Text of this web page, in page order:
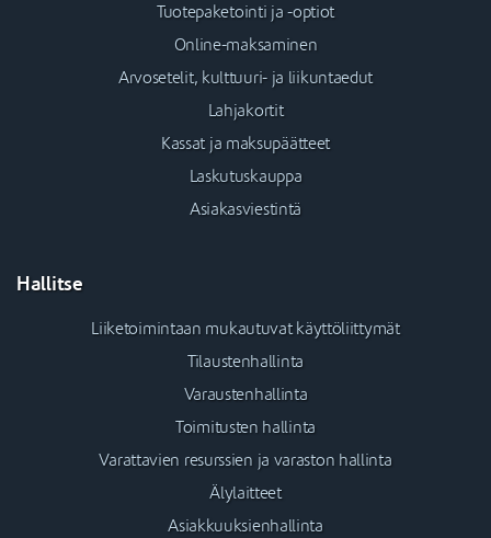
Tuotepaketointi ja -optiot
Online-maksaminen
Arvosetelit, kulttuuri- ja liikuntaedut
Lahjakortit
Kassat ja maksupäätteet
Laskutuskauppa
Asiakasviestintä
Hallitse
Liiketoimintaan mukautuvat käyttöliittymät
Tilaustenhallinta
Varaustenhallinta
Toimitusten hallinta
Varattavien resurssien ja varaston hallinta
Älylaitteet
Asiakkuuksienhallinta